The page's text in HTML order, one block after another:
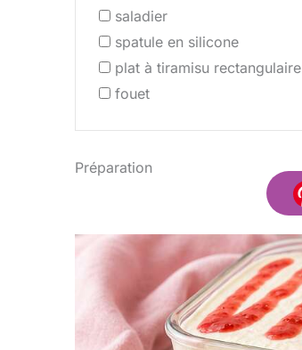
saladier
spatule en silicone
plat à tiramisu rectangulaire
fouet
Préparation